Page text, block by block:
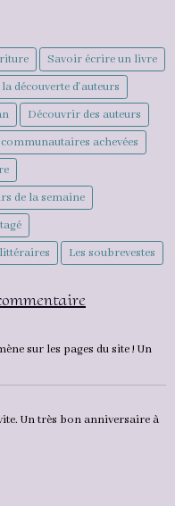
Savoir écrire un livre
la découverte d'auteurs
Découvrir des auteurs
achevées
de la semaine
Les soubrevestes
sur les pages du site ! Un
Un très bon anniversaire à